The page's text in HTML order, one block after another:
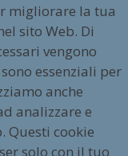
migliorare la tua
sito Web. Di
vengono
essenziali per
anche
analizzare e
Questi cookie
solo con il tuo